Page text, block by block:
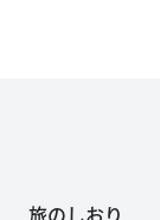
旅のしおり